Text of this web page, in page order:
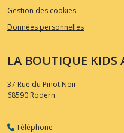
Gestion des cookies
Données personnelles
LA BOUTIQUE KIDS
37 Rue du Pinot Noir
68590 Rodern
Téléphone